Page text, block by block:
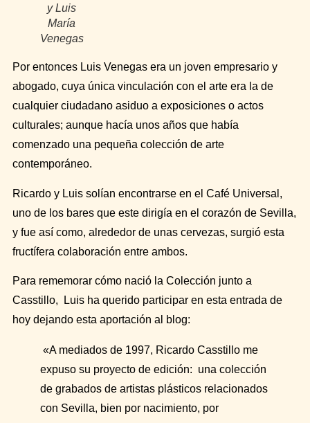
y Luis
María
Venegas
Por entonces Luis Venegas era un joven empresario y
abogado, cuya única vinculación con el arte era la de
cualquier ciudadano asiduo a exposiciones o actos
culturales; aunque hacía unos años que había
comenzado una pequeña colección de arte
contemporáneo.
Ricardo y Luis solían encontrarse en el Café Universal,
uno de los bares que este dirigía en el corazón de Sevilla,
y fue así como, alrededor de unas cervezas, surgió esta
fructífera colaboración entre ambos.
Para rememorar cómo nació la Colección junto a
Casstillo, Luis ha querido participar en esta entrada de
hoy dejando esta aportación al blog:
«A mediados de 1997, Ricardo Casstillo me
expuso su proyecto de edición: una colección
de grabados de artistas plásticos relacionados
con Sevilla, bien por nacimiento, por